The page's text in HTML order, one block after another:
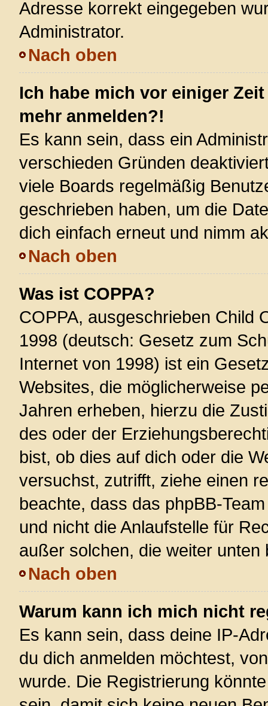
Adresse korrekt eingegeben
Administrator.
Nach oben
Ich habe mich vor einiger
mehr anmelden?!
Es kann sein, dass ein
verschieden Gründen
viele Boards regelmäßig
geschrieben haben, um die
dich einfach erneut und nimm
Nach oben
Was ist COPPA?
COPPA, ausgeschrieben Child
1998 (deutsch: Gesetz zum
Internet von 1998) ist ein
Websites, die möglicherweise
Jahren erheben, hierzu die
des oder der
bist, ob dies auf dich oder die
versuchst, zutrifft, ziehe einen
beachte, dass das phpBB-
und nicht die Anlaufstelle für
außer solchen, die weiter unten
Nach oben
Warum kann ich mich nicht
Es kann sein, dass deine IP-
du dich anmelden möchtest,
wurde. Die Registrierung